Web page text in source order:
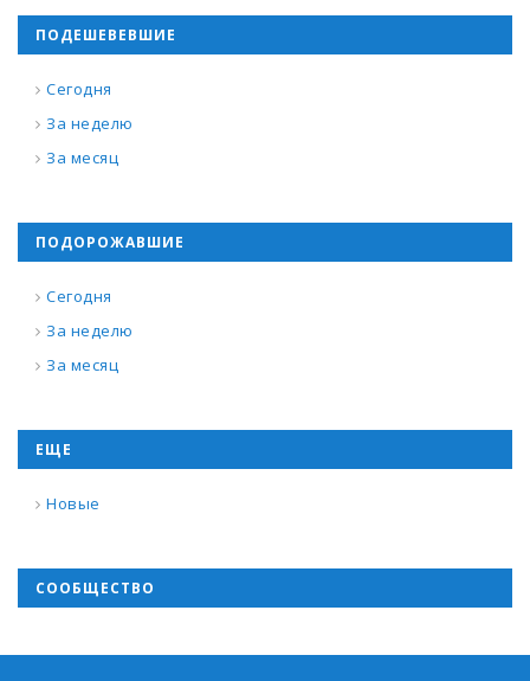
ПОДЕШЕВЕВШИЕ
Сегодня
За неделю
За месяц
ПОДОРОЖАВШИЕ
Сегодня
За неделю
За месяц
ЕЩЕ
Новые
СООБЩЕСТВО